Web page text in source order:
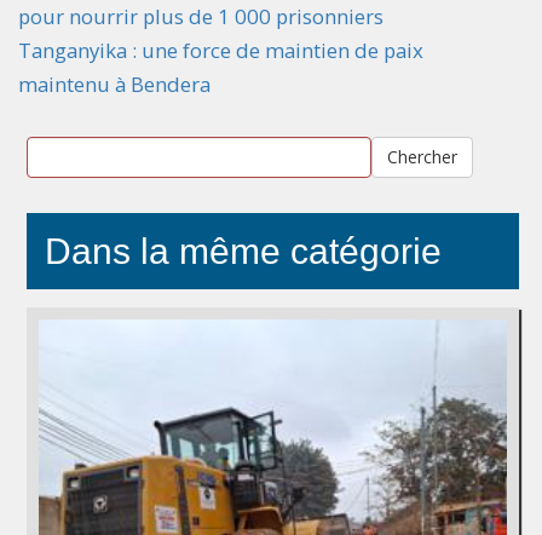
pour nourrir plus de 1 000 prisonniers
Tanganyika : une force de maintien de paix
maintenu à Bendera
Chercher
Dans la même catégorie